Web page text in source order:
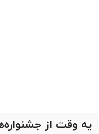
یه وقت از